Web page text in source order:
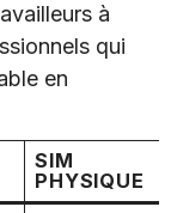
à
qui
en
SIM
PHYSIQUE